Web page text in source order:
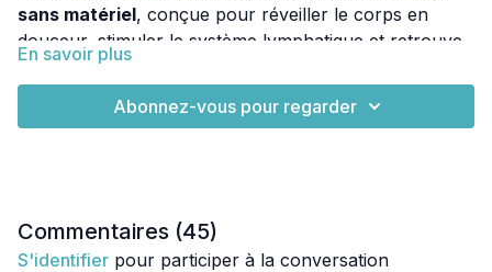
sans matériel, conçue pour réveiller le corps en
douceur, stimuler le système lymphatique et retrouver
plus d'énergie au quotidien.
Cette pratique est idéale si vous ressentez :
💧 une sensation de jambes lourdes
💧 une baisse d'énergie
En savoir plus
Abonnez-vous pour regarder
Commentaires (45)
S'identifier pour participer à la conversation